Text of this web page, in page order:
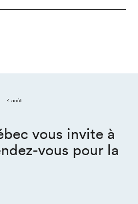
4 août
vous invite à
vous pour la